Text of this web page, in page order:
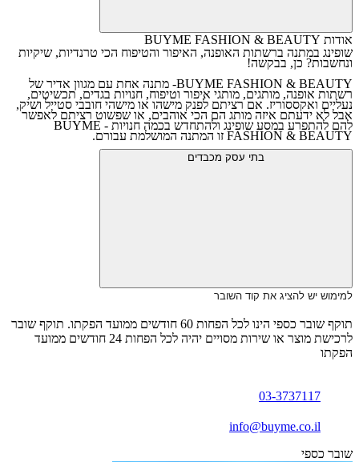
אודות BUYME FASHION & BEAUTY
שופינג במתנה ברשתות האופנה, האיפור והטיפוח הכי טרנדיות, שיקיות
ונחשבות? כן, בבקשה!
BUYME FASHION & BEAUTY- מתנה אחת עם מגוון אדיר של
רשתות אופנה, מותגים, מותגי איפור וטיפוח, חנויות בגדים, תכשיטים,
נעליים ואקססוריז. אם רציתם לפנק מישהו או מישהי חובבי סטייל ושיק,
אבל לא ידעתם איזה מותג הם הכי אוהבים, או שפשוט רציתם לאפשר
להם להתפרע במסע שופינג ולהתחדש בכמה חנויות - BUYME
FASHION & BEAUTY זו המתנה המושלמת עבורם.
בתי עסק מכבדים
למימוש יש להציג את קוד השובר
תוקף שובר כספי הינו לכל הפחות 60 חודשים ממועד הפקתו. תוקף שובר
לרכישת מוצר או שירות מסויים יהיה לכל הפחות 24 חודשים ממועד
הפקתו
03-3737117
info@buyme.co.il
שובר כספי